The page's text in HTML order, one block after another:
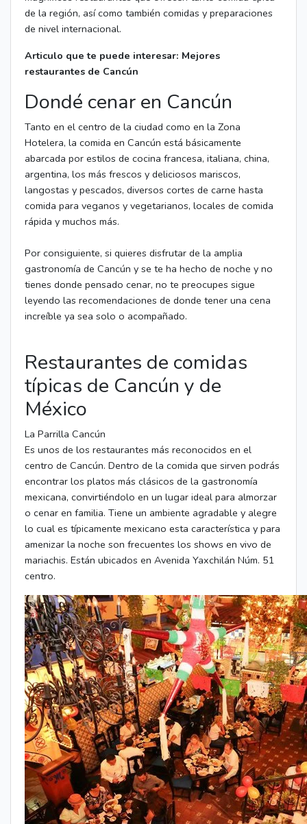
de la región, así como también comidas y preparaciones
de nivel internacional.
Articulo que te puede interesar: Mejores
restaurantes de Cancún
Dondé cenar en Cancún
Tanto en el centro de la ciudad como en la Zona
Hotelera, la comida en Cancún está básicamente
abarcada por estilos de cocina francesa, italiana, china,
argentina, los más frescos y deliciosos mariscos,
langostas y pescados, diversos cortes de carne hasta
comida para veganos y vegetarianos, locales de comida
rápida y muchos más.
Por consiguiente, si quieres disfrutar de la amplia
gastronomía de Cancún y se te ha hecho de noche y no
tienes donde pensado cenar, no te preocupes sigue
leyendo las recomendaciones de donde tener una cena
increíble ya sea solo o acompañado.
Restaurantes de comidas
típicas de Cancún y de
México
La Parrilla Cancún
Es unos de los restaurantes más reconocidos en el
centro de Cancún. Dentro de la comida que sirven podrás
encontrar los platos más clásicos de la gastronomía
mexicana, convirtiéndolo en un lugar ideal para almorzar
o cenar en familia. Tiene un ambiente agradable y alegre
lo cual es típicamente mexicano esta característica y para
amenizar la noche son frecuentes los shows en vivo de
mariachis. Están ubicados en Avenida Yaxchilán Núm. 51
centro.